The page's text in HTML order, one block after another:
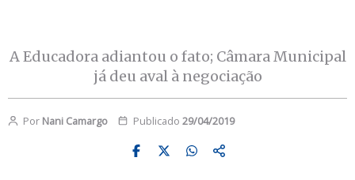
A Educadora adiantou o fato; Câmara Municipal
já deu aval à negociação
Por Nani Camargo Publicado 29/04/2019